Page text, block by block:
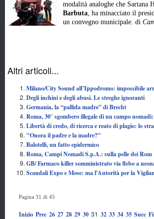
modalità analoghe che Sartana
Barbuta, ha minacciato il
un convegno municipale. di
Altri articoli...
Milano/City Sound all’Ippodromo: impossibile
Degli inchini e degli abusi. Le streghe ignoranti
Germania, la “pallida madre” di Brecht
Roma, 30° sgombero illegale di un campo
Libertà di credo, di ricerca e reato di plagio: lo
"Onora il padre e la madre?"
Balotelli, un fatto epidermico
Roma, Campi Nomadi S.p.A.: sulla pelle dei Rom
GB/ Farmaco killer somministrato via flebo a
Scandali Expo e Mose: ma l'Autorità per la
Pagina 31 di 45
Inizio Prec 26 27 28 29 30 31 32 33 34 35 Succ